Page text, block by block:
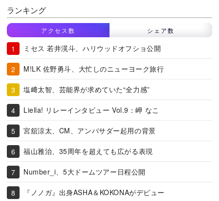
ランキング
アクセス数 シェア数
ミセス 若井滉斗、ハリウッドオフショ公開
M!LK 佐野勇斗、大忙しのニューヨーク旅行
塩﨑太智、芸能界が求めていた“全力感”
Liella! リレーインタビュー Vol.9：岬 なこ
宮舘涼太、CM、アンバサダー起用の背景
福山雅治、35周年を超えても広がる表現
Number_i、5大ドームツアー日程公開
『ノノガ』出身ASHA＆KOKONAがデビュー